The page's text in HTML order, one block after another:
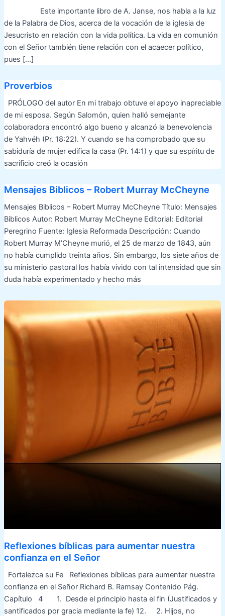
Este importante libro de A. Janse, nos habla a la luz
de la Palabra de Dios, acerca de la vocación de la iglesia de
Jesucristo en relación con la vida política. La vida en comunión
con el Señor también tiene relación con el acaecer político,
pues […]
Proverbios
PRÓLOGO del autor En mi trabajo obtuve el apoyo inapreciable
de mi esposa. Según Salomón, quien halló semejante
colaboradora encontró algo bueno y alcanzó la benevolencia
de Yahvéh (Pr. 18:22). Y cuando se ha comprobado que su
sabiduría de mujer edifica la casa (Pr. 14:1) y que su espíritu de
sacrificio creó la ocasión
Mensajes Biblicos – Robert Murray McCheyne
Mensajes Biblicos – Robert Murray McCheyne Título: Mensajes
Biblicos Autor: Robert Murray McCheyne Editorial: Editorial
Peregrino Fuente: Iglesia Reformada Descripción: Cuando
Robert Murray M’Cheyne murió, el 25 de marzo de 1843, aún
no había cumplido treinta años. Sin embargo, los siete años de
su ministerio pastoral los había vivido con tal intensidad que sin
duda había experimentado y hecho más
Reflexiones bíblicas para aumentar nuestra
confianza en el Señor
Fortalezca su Fe Reflexiones bíblicas para aumentar nuestra
confianza en el Señor Richard B. Ramsay Contenido Pág.
Capítulo 4 1. Desde el principio hasta el fin (Justificados y
santificados por gracia mediante la fe) 12. 2. Hijos, no